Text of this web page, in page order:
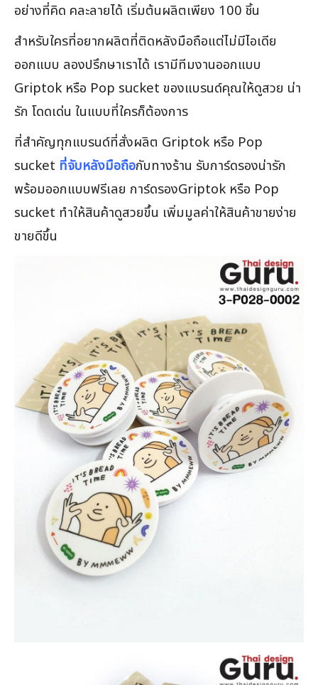
อย่างที่คิด คละลายได้ เริ่มต้นผลิตเพียง 100 ชิ้น
สำหรับใครที่อยากผลิตที่ติดหลังมือถือแต่ไม่มีไอเดีย
ออกแบบ ลองปรึกษาเราได้ เรามีทีมงานออกแบบ
Griptok หรือ Pop sucket ของแบรนด์คุณให้ดูสวย น่า
รัก โดดเด่น ในแบบที่ใครก็ต้องการ
ที่สำคัญทุกแบรนด์ที่สั่งผลิต Griptok หรือ Pop
sucket ที่จับหลังมือถือกับทางร้าน รับการ์ดรองน่ารัก
พร้อมออกแบบฟรีเลย การ์ดรองGriptok หรือ Pop
sucket ทำให้สินค้าดูสวยขึ้น เพิ่มมูลค่าให้สินค้าขายง่าย
ขายดีขึ้น